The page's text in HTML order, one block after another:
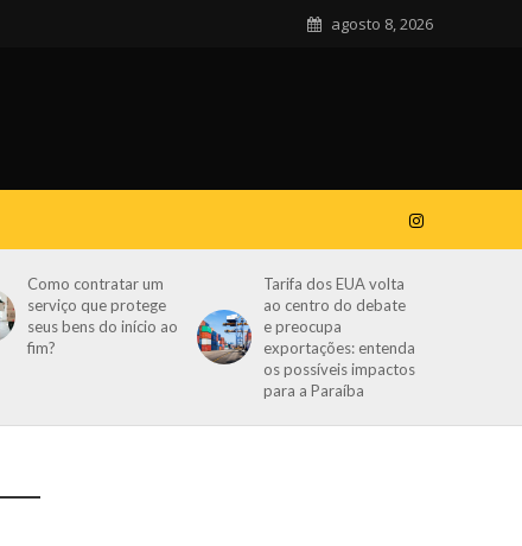
agosto 8, 2026
Como contratar um
serviço que protege
seus bens do início ao
fim?
Tarifa dos EUA volta
ao centro do debate
e preocupa
exportações: entenda
os possíveis impactos
para a Paraíba